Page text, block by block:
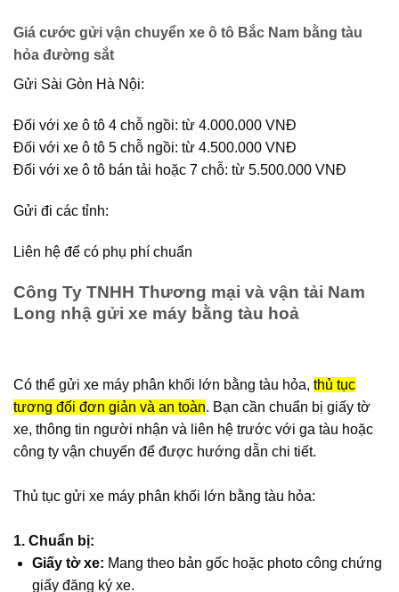
Giá cước gửi vận chuyển xe ô tô Bắc Nam bằng tàu
hỏa đường sắt
Gửi Sài Gòn Hà Nội:
Đối với xe ô tô 4 chỗ ngồi: từ 4.000.000 VNĐ
Đối với xe ô tô 5 chỗ ngồi: từ 4.500.000 VNĐ
Đối với xe ô tô bán tải hoặc 7 chỗ: từ 5.500.000 VNĐ
Gửi đi các tỉnh:
Liên hệ để có phụ phí chuẩn
Công Ty TNHH Thương mại và vận tải Nam
Long nhậ gửi xe máy bằng tàu hoả
Có thể gửi xe máy phân khối lớn bằng tàu hỏa, thủ tục
tương đối đơn giản và an toàn. Bạn cần chuẩn bị giấy tờ
xe, thông tin người nhận và liên hệ trước với ga tàu hoặc
công ty vận chuyển để được hướng dẫn chi tiết.
Thủ tục gửi xe máy phân khối lớn bằng tàu hỏa:
1. Chuẩn bị:
Giấy tờ xe: Mang theo bản gốc hoặc photo công chứng
giấy đăng ký xe.